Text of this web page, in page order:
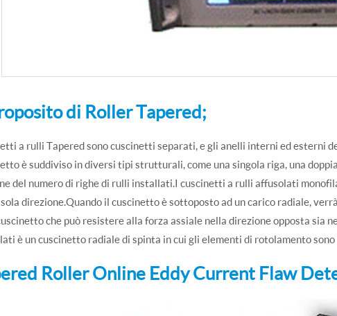
di Roller Tapered;
a rulli Tapered sono cuscinetti separati, e gli anelli interni ed esterni
è suddiviso in diversi tipi strutturali, come una singola riga, una
del numero di righe di rulli installati.I cuscinetti a rulli affusolati
direzione.Quando il cuscinetto è sottoposto ad un carico radiale,
che può resistere alla forza assiale nella direzione opposta sia
è un cuscinetto radiale di spinta in cui gli elementi di rotolamento
Roller Online Eddy Current Flaw